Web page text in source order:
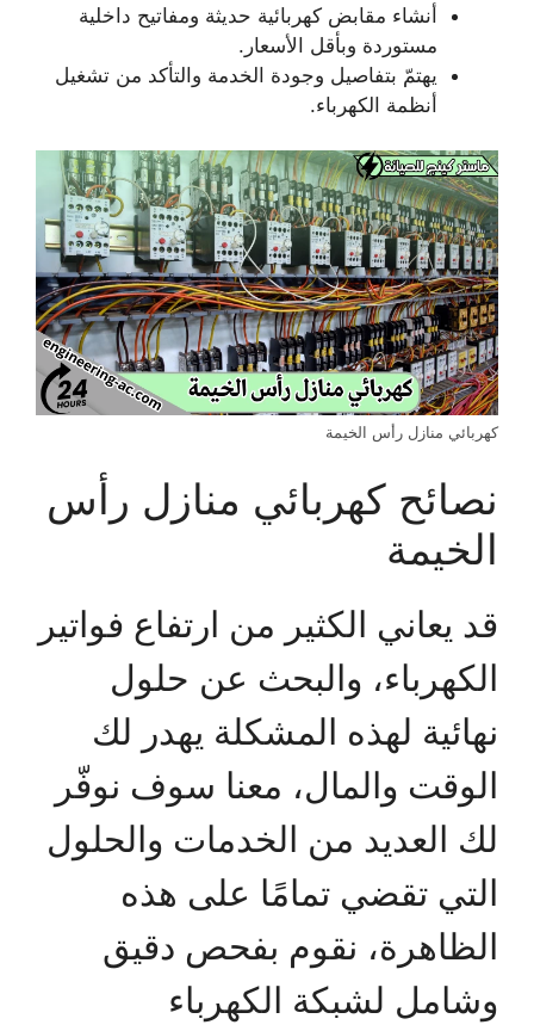
أنشاء مقابض كهربائية حديثة ومفاتيح داخلية
مستوردة وبأقل الأسعار.
يهتمّ بتفاصيل وجودة الخدمة والتأكد من تشغيل
أنظمة الكهرباء.
كهربائي منازل رأس الخيمة
نصائح كهربائي منازل رأس
الخيمة
قد يعاني الكثير من ارتفاع فواتير
الكهرباء، والبحث عن حلول
نهائية لهذه المشكلة يهدر لك
الوقت والمال، معنا سوف نوفّر
لك العديد من الخدمات والحلول
التي تقضي تمامًا على هذه
الظاهرة، نقوم بفحص دقيق
وشامل لشبكة الكهرباء